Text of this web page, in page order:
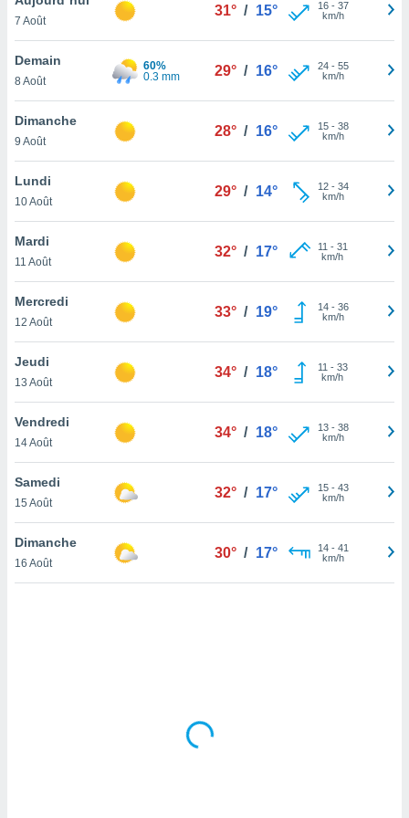
et
»,
au
vous
qu'ils
ou
le
ainsi
un
la
du
en
de
7 Août
31° / 15° 16- 37
km/h
Demain
8 Août
60%
0.3 mm
29° / 16° 24- 55
km/h
Dimanche
9 Août
28° / 16° 15- 38
km/h
Lundi
10 Août
29° / 14° 12- 34
km/h
Mardi
11 Août
32° / 17° 11 - 31
km/h
Mercredi
12 Août
33° / 19° 14- 36
km/h
Jeudi
13 Août
34° / 18° 11 - 33
km/h
Vendredi
14 Août
34° / 18° 13- 38
km/h
Samedi
15 Août
32° / 17° 15- 43
km/h
Dimanche
16 Août
30° / 17° 14- 41
km/h